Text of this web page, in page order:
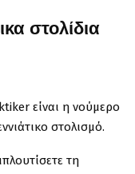
στολίδια
είναι η νούμερο
στολισμό.
τη